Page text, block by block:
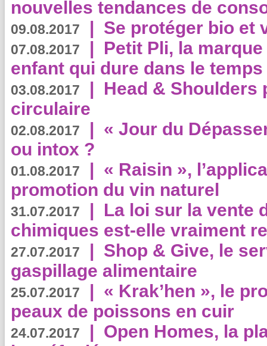
nouvelles tendances de
09.08.2017 | Se protéger bio et
07.08.2017 | Petit Pli, la
enfant qui dure dans le temps
03.08.2017 | Head & Shoulders
circulaire
02.08.2017 | « Jour du
ou intox ?
01.08.2017 | « Raisin »,
promotion du vin naturel
31.07.2017 | La loi sur la vente
chimiques est-elle vraiment
27.07.2017 | Shop & Give, le
gaspillage alimentaire
25.07.2017 | « Krak’hen », le
peaux de poissons en cuir
24.07.2017 | Open Homes, la